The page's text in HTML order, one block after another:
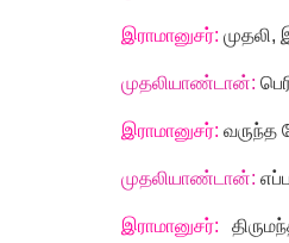
இராமானுசர்: முதலி,
முதலியாண்டான்:
இராமானுசர்: வருந்த
முதலியாண்டான்:
இராமானுசர்: